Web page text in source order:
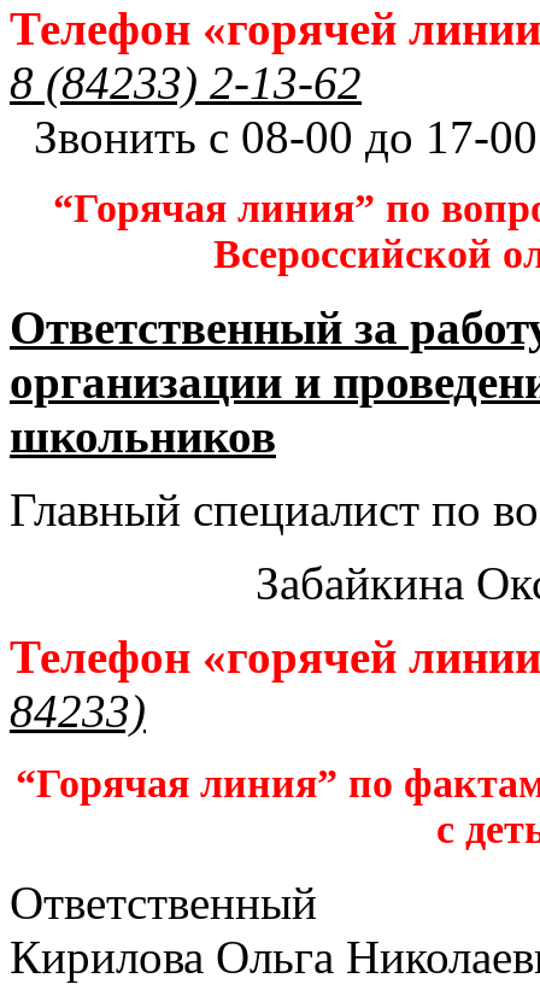
Телефон «горячей
8 (84233) 2-13-62
Звонить с 08-00 до 17-
“Горячая линия” по
Всероссийской
Ответственный за
организации и
школьников​
Главный специалист по
Забайкина
Телефон «горячей
84233)
“Горячая линия” по
с
Ответственный
Кирилова Ольга